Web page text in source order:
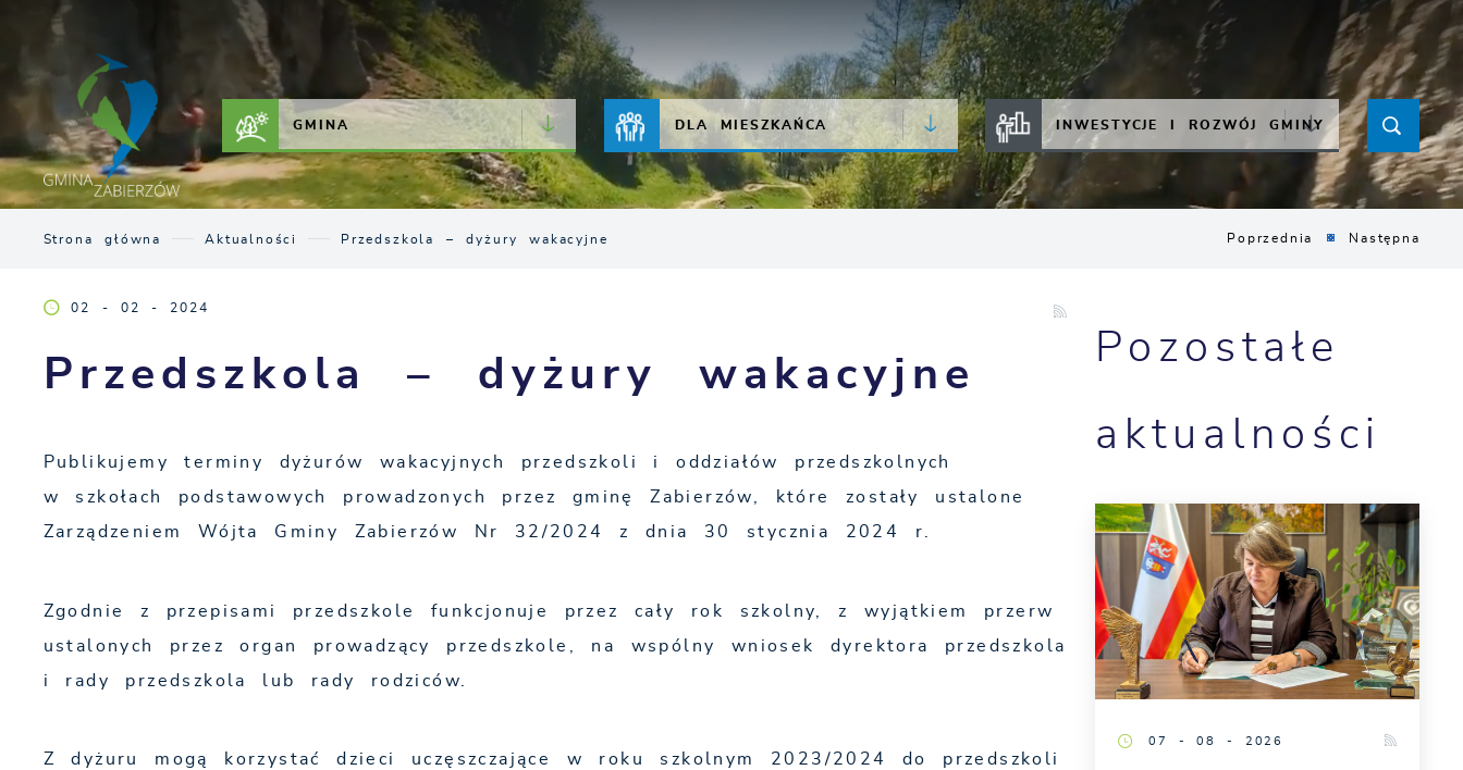
Przejdź do menu.
Przejdź do wyszukiwarki.
Przejdź do treści.
Przejdź do ustawień wielkości czcionki.
Włącz wersję kontrastową strony.
KONTAKT JAKOŚĆ POWIETRZA
GMINA DLA MIESZKAŃCA INWESTYCJE I ROZWÓJ GMINY
Strona główna Aktualności Przedszkola – dyżury wakacyjne Poprzednia Następna
02 - 02 - 2024
Przedszkola – dyżury wakacyjne
Publikujemy terminy dyżurów wakacyjnych przedszkoli i oddziałów przedszkolnych
w szkołach podstawowych prowadzonych przez gminę Zabierzów, które zostały ustalone
Zarządzeniem Wójta Gminy Zabierzów Nr 32/2024 z dnia 30 stycznia 2024 r.
Zgodnie z przepisami przedszkole funkcjonuje przez cały rok szkolny, z wyjątkiem przerw
ustalonych przez organ prowadzący przedszkole, na wspólny wniosek dyrektora przedszkola
i rady przedszkola lub rady rodziców.
Z dyżuru mogą korzystać dzieci uczęszczające w roku szkolnym 2023/2024 do przedszkoli
Pozostałe
aktualności
07 - 08 - 2026